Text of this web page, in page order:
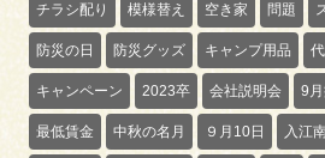
チラシ配り 模様替え 空き家 問題
防災の日 防災グッズ キャンプ用品
キャンペーン 2023卒 会社説明会 9
最低賃金 中秋の名月 ９月10日 入江